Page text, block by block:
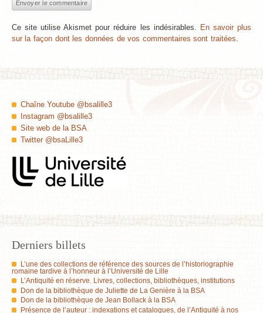
Ce site utilise Akismet pour réduire les indésirables. En savoir plus
sur la façon dont les données de vos commentaires sont traitées.
Chaîne Youtube @bsalille3
Instagram @bsalille3
Site web de la BSA
Twitter @bsaLille3
Derniers billets
L’une des collections de référence des sources de l’historiographie
romaine tardive à l’honneur à l’Université de Lille
L’Antiquité en réserve. Livres, collections, bibliothèques, institutions
Don de la bibliothèque de Juliette de La Genière à la BSA
Don de la bibliothèque de Jean Bollack à la BSA
Présence de l’auteur : indexations et catalogues, de l’Antiquité à nos